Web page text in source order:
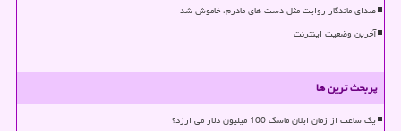
صدای ماندگار روایت مثل دست های مادرم، خاموش شد
آخرین وضعیت اینترنت
پربحث ترین ها
یک ساعت از زمان ایلان ماسک 100 میلیون دلار می ارزد؟